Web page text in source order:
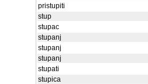
pristupiti
stup
stupac
stupanj
stupanj
stupanj
stupati
stupica